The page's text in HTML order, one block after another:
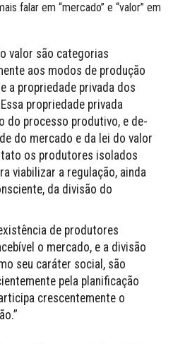
falar em “mercado” e “valor” em
valor são categorias
aos modos de produção
a propriedade privada dos
proprieda­de privada
do processo produtivo, e de­
do mercado e da lei do valor
os produtores isolados
viabilizar a regulação, ainda
da divisão do
de produtores
o mercado, e a divisão
seu caráter social, são
pela planificação
crescentemente o